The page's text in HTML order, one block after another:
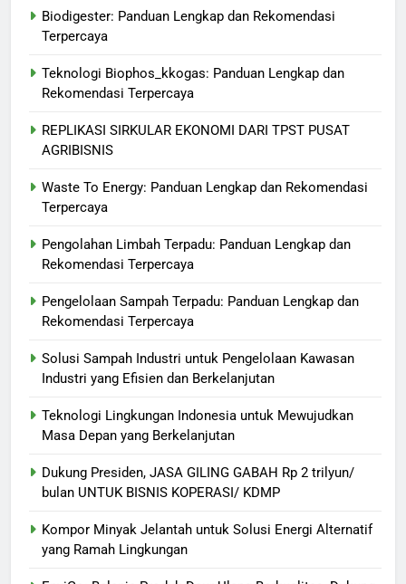
Biodigester: Panduan Lengkap dan Rekomendasi
Terpercaya
Teknologi Biophos_kkogas: Panduan Lengkap dan
Rekomendasi Terpercaya
REPLIKASI SIRKULAR EKONOMI DARI TPST PUSAT
AGRIBISNIS
Waste To Energy: Panduan Lengkap dan Rekomendasi
Terpercaya
Pengolahan Limbah Terpadu: Panduan Lengkap dan
Rekomendasi Terpercaya
Pengelolaan Sampah Terpadu: Panduan Lengkap dan
Rekomendasi Terpercaya
Solusi Sampah Industri untuk Pengelolaan Kawasan
Industri yang Efisien dan Berkelanjutan
Teknologi Lingkungan Indonesia untuk Mewujudkan
Masa Depan yang Berkelanjutan
Dukung Presiden, JASA GILING GABAH Rp 2 trilyun/
bulan UNTUK BISNIS KOPERASI/ KDMP
Kompor Minyak Jelantah untuk Solusi Energi Alternatif
yang Ramah Lingkungan